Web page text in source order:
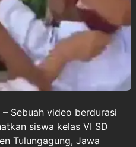
– Sebuah video berdurasi
siswa kelas VI SD
Tulungagung, Jawa